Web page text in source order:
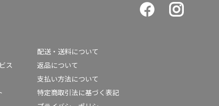
ス
配送・送料について
返品について
支払い方法について
特定商取引法に基づく表記